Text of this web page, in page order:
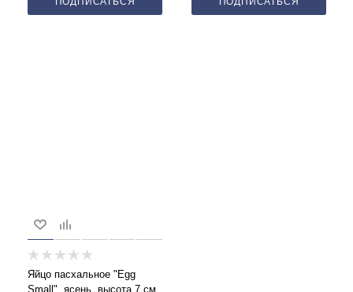
Яйцо пасхальное "Egg
Small", ясень, высота 7 см